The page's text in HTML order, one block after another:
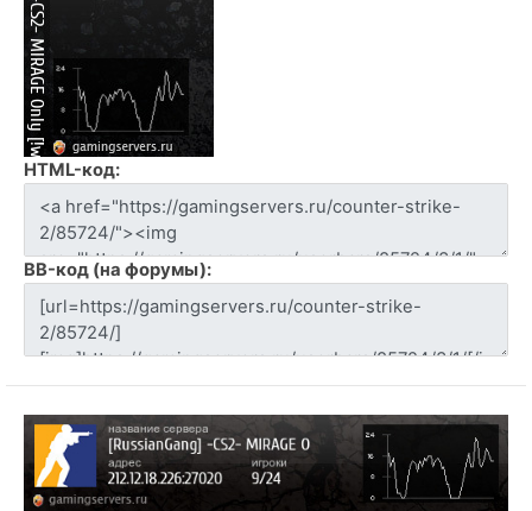
HTML-код:
BB-код (на форумы):